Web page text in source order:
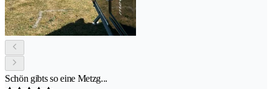
Schön gibts so eine Metzg...